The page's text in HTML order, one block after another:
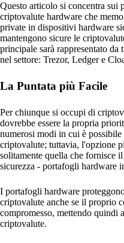
Questo articolo si concentra sui
criptovalute hardware che
private in dispositivi hardware
mantengono sicure le
principale sarà rappresentato da
nel settore: Trezor, Ledger e
La Puntata più Facile
Per chiunque si occupi di
dovrebbe essere la propria
numerosi modi in cui è possibile
criptovalute; tuttavia, l'opzione
solitamente quella che fornisce
sicurezza - portafogli hardware
I portafogli hardware
criptovalute anche se il proprio
compromesso, mettendo quindi
criptovalute.